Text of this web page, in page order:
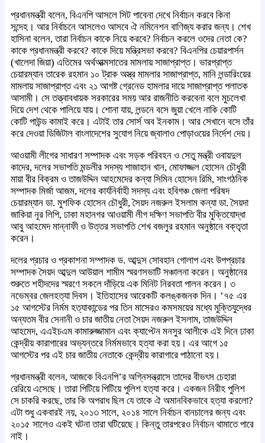
প্রধানমন্ত্রী বলেন, বিএনপি আসলে সিট পাবেনা দেখে নির্বাচন করবে কিনা
সন্দেহ। আর নির্বাচনে আসলেও আসবে ঐ নমিনেশন বাণিজ্য করার জন্য। শেখ
হাসিনা বলেন, তারা নির্বাচন কাকে নিয়ে করবে? নির্বাচন করলে ওদের নেতা কে?
কাকে প্রধানমন্ত্রী করবে? কাকে দিয়ে মন্ত্রিসভা করবে? বিএনপির চেয়ারপার্সন
(খালেদা জিয়া) এতিমের অর্থআত্মসাতের মামলায় সাজাপ্রাপ্ত। ভারপ্রাপ্ত
চেয়ারম্যান তারেক রহমান ১০ ট্রাক অস্ত্র মামলার সাজাপ্রাপ্ত, মানি লন্ডারিংয়ের
মামলায় সাজাপ্রাপ্ত এবং ২১ আগষ্ট গ্রেনেড হামলার দায়ে সাজাপ্রাপ্ত পলাতক
আসামী। সে তত্ত্বাবধায়ক সরকারের সময় আর রাজনীতি করবেনা বলে মুচলেখা
দিয়ে দেশ থেকে পালিয়ে যায়। শোনা যায়, লন্ডনে বসে জুয়া খেলে নাকি কোটি
কোটি পাউন্ড কামাই করে। এটাই তার সোর্স অব ইনকাম। আর সেখানে বসে তাঁর
করে দেওয়া ডিজিটাল বাংলাদেশের সুযোগ নিয়ে জ্বালাও পোড়াওয়ের নির্দেশ দেয়।
আওয়ামী লীগের সাধারণ সম্পাদক এবং সড়ক পরিবহন ও সেতু মন্ত্রী ওবায়দুল
কাদের, দলের সভাপতি মন্ডলীর সদস্য শাজাহান খান, মোফাজ্জল হোসেন চৌধুরী
মায়া বীর বিক্রম ও তাজউদ্দিন আহমেদের কন্যা সিমিন হোসেন রিমি, সাংগঠনিক
সম্পাদক মির্জা আজম, দলের কার্যনির্বাহী সদস্য এবং হবিগঞ্চ জেলা পরিষদ
চেয়ারম্যান ডা. মুশফিক হোসেন চৌধুরী, সৈয়দ নজরুল ইসলাম কন্যা ডা. সৈয়দা
জাকিয়া নূর লিপি, ঢাকা মহানগর আওয়ামী লীগ দক্ষিণ সভাপতি বীর মুক্তিযোদ্ধা
আবু আহমেদ মান্নাফী ও উত্তর সভাপতি শেখ বজলুর রহমান অনুষ্ঠানে বক্তৃতা
করেন।
দলের প্রচার ও প্রকাশনা সম্পাদক ড. আব্দুস সোবহান গোলাপ এবং উপপ্রচার
সম্পাদক সৈয়দ আব্দুল আউয়াল শামীম স্মরণসভাটি সঞ্চালনা করেন। অনুষ্ঠানের
শুরুতে শহীদদের স্মরণে সকলে দাঁড়িয়ে এক মিনিট নিরবতা পালন করেন। ৩
নভেম্বর জেলহত্যা দিবস। ইতিহাসের আরেকটি কলঙ্কজনক দিন। ’৭৫ এর
১৫ আগস্টের নির্মম হত্যাকান্ডের পর তিন মাসেরও কমসময়ের মধ্যে মুক্তিযুদ্ধের
অন্যতম বীর সেনানী ও চার জাতীয় নেতা সৈয়দ নজরুল ইসলাম, তাজউদ্দিন
আহমেদ, এএইচএম কামারুজ্জামান এবং ক্যাপ্টেন মনসুর আলীকে এই দিনে ঢাকা
কেন্দ্রীয় কারাগারের অভ্যন্তরে নির্মমভাবে হত্যা করা হয়। এর আগে ১৫
আগস্টের পর এই চার জাতীয় নেতাকে কেন্দ্রীয় কারাগারে পাঠানো হয়।
প্রধানমন্ত্রী বলেন, আজকে বিএনপি’র অগ্নিসন্ত্রাসে তাদের বীভৎস চেহারা
রেরিয়ে এসেছে। তারা পিটিয়ে পিটিয়ে পুলিশ হত্যা করে। একজন নিরীহ পুলিশ
সে চাকরি করছে, তার কি অপরাধ ছিল যে তাকে ঐ অমানবিকভাবে হত্যা করলো?
এটা শুধু একবারই নয়, ২০১৩ সালে, ২০১৪ সালে নির্বাচন বানচালের জন্য এবং
২০১৫ সালেও একই ঘটনা তারা ঘটিয়েছে। কিন্তু তারপরেও নির্বাচন থামাতে পারে
নাই।